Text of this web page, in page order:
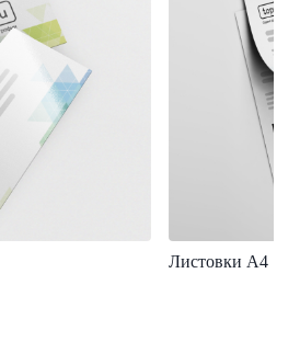
Листовки A4